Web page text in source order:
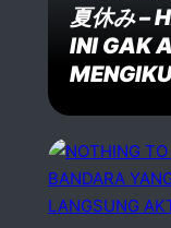
夏休み –
INI GAK